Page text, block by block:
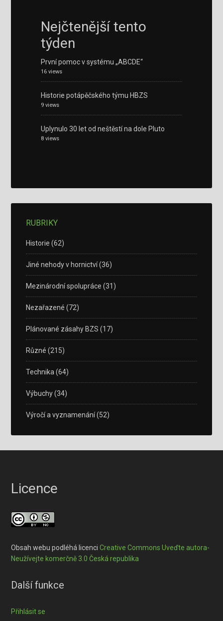
Nejčtenější tento
týden
První pomoc v systému „ABCDE“
16 views
Historie potápěčského týmu HBZS
9 views
Uplynulo 30 let od neštěstí na dole Pluto
8 views
RUBRIKY
Historie (62)
Jiné nehody v hornictví(36)
Mezinárodní spolupráce (31)
Nezařazené (72)
Plánované zásahy BZS (17)
Různé (215)
Technika (64)
Výbuchy(34)
Výročí a vyznamenání(52)
Licence
Obsah webu podléhá licenciCreative Commons Uveďte autora-
Neužívejte komerčně 3.0 Česká republika
Další funkce
Přihlásit se